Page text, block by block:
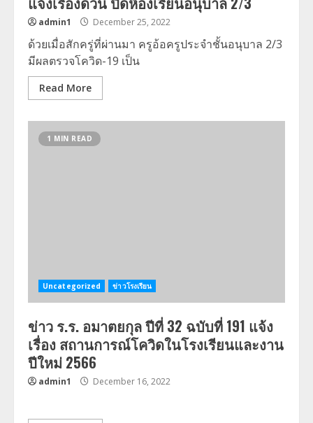
admin1 December 25, 2022
ด้วยเมื่อสักครู่ที่ผ่านมา ครูอ้อครูประจำชั้นอนุบาล 2/3
มีผลตรวจโควิด-19 เป็น
Read More
1 MIN READ
Uncategorized ข่าวโรงเรียน
ข่าว ร.ร. อมาตยกุล ปีที่ 32 ฉบับที่ 191 แจ้ง
เรื่อง สถานการณ์โควิดในโรงเรียนและงาน
ปีใหม่ 2566
admin1 December 16, 2022